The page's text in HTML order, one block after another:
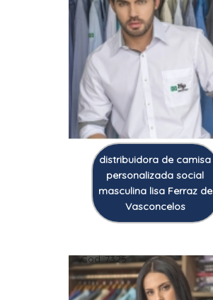
distribuidora de camisa
personalizada social
masculina lisa Ferraz de
Vasconcelos
Cod.:7325